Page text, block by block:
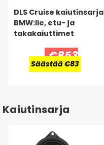
DLS Cruise kaiutinsarja
BMW:lle, etu- ja
takakaiuttimet
€853
Säästää €83
Kaiutinsarja